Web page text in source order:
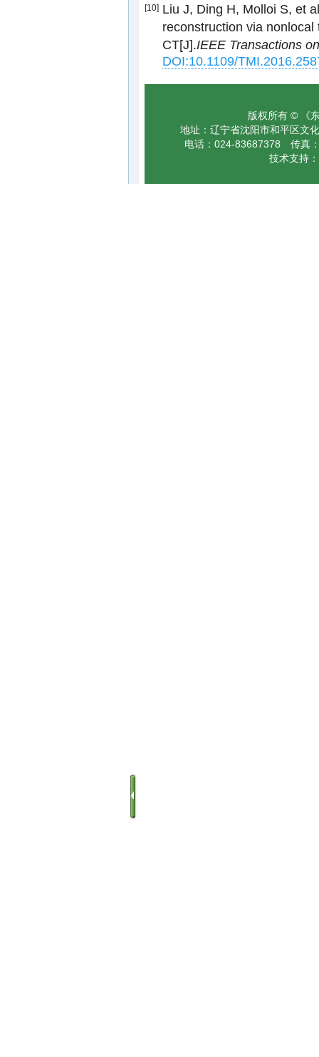
[10] Liu J, Ding H, Molloi S, et
reconstruction via
CT[J].IEEE Transactions
DOI:10.1109/